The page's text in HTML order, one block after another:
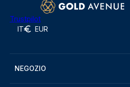
Trustpilot
IT EUR
NEGOZIO